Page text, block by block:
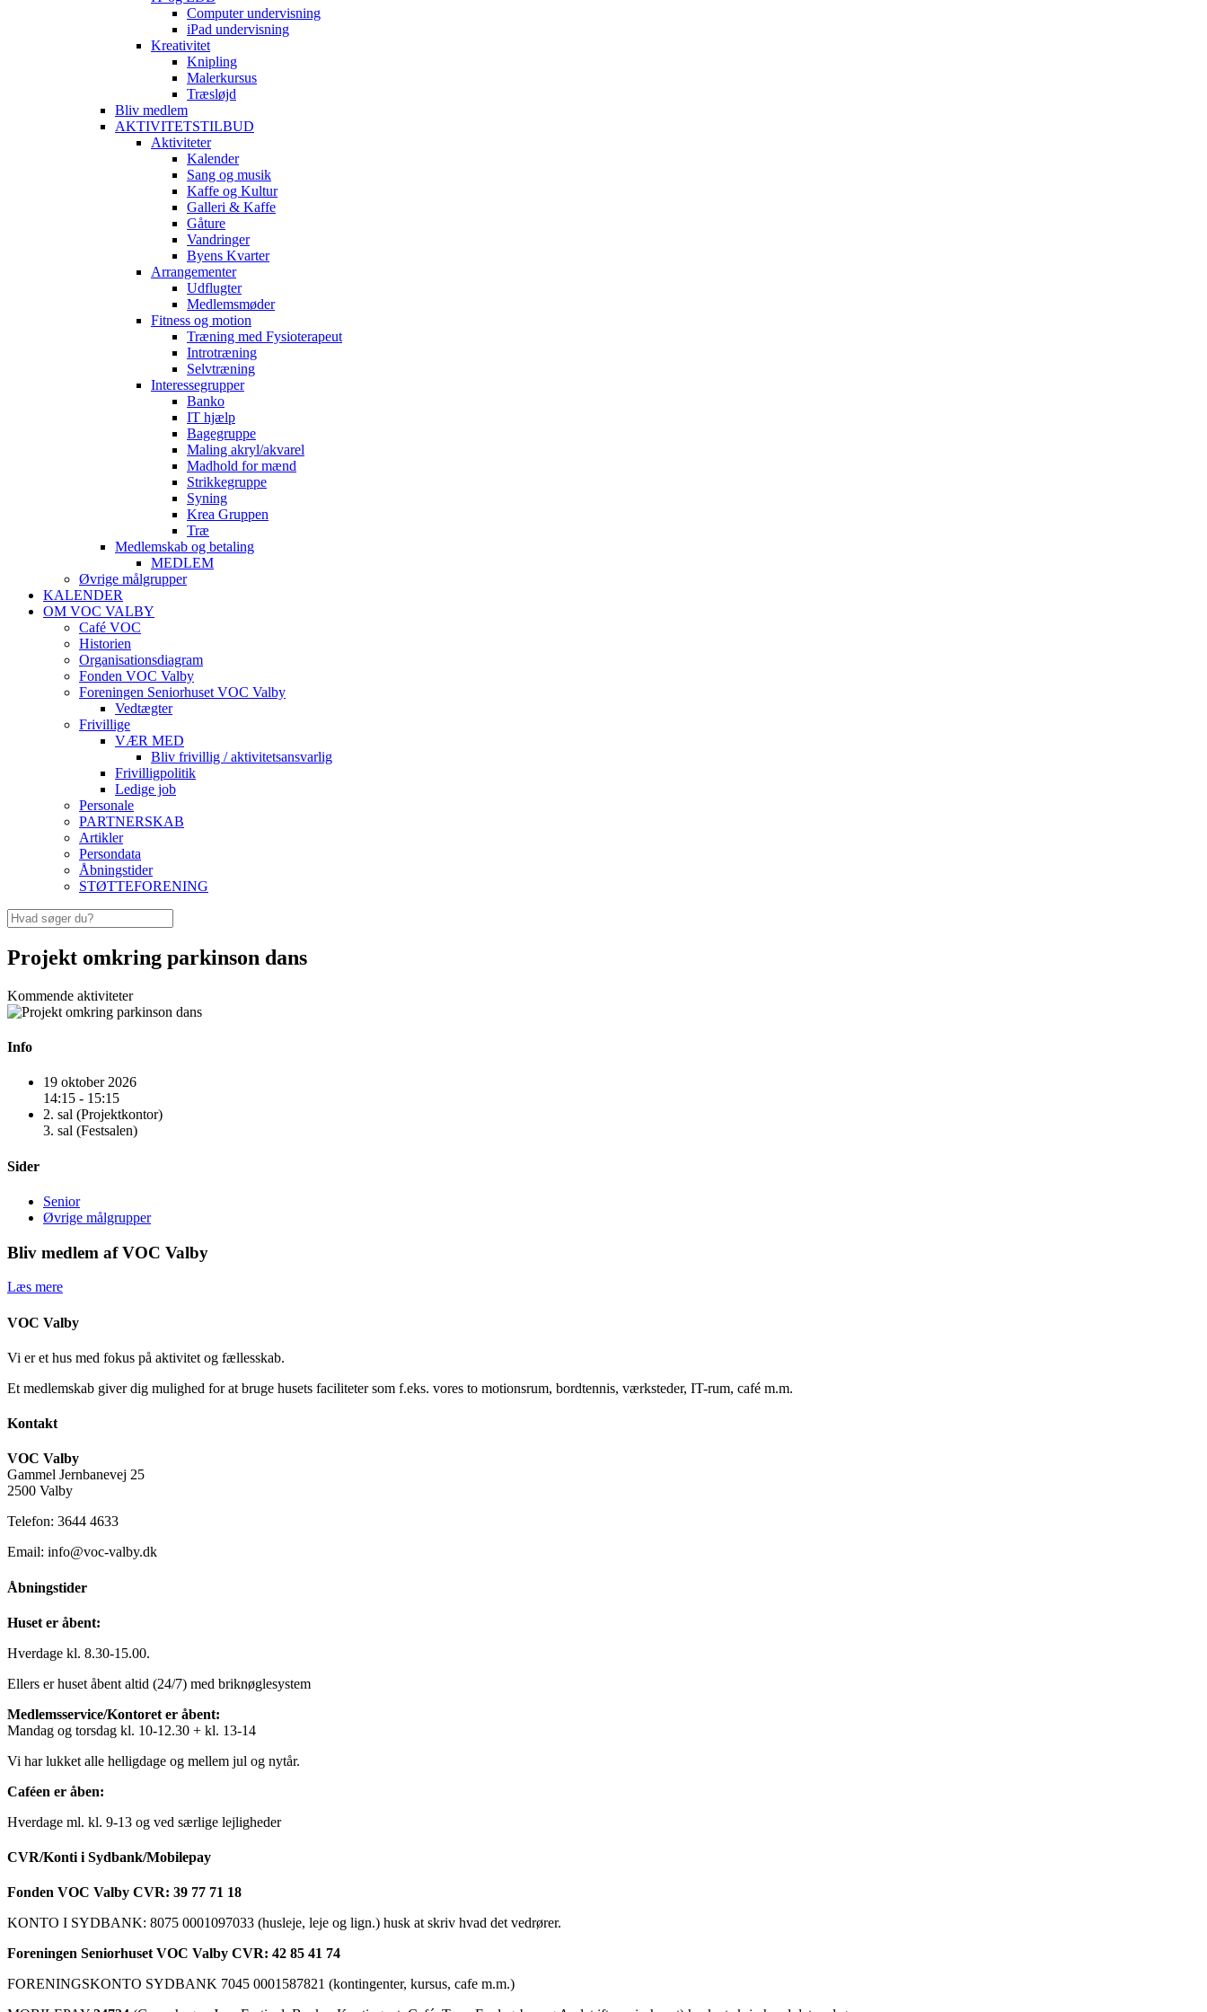
Computer undervisning
iPad undervisning
Kreativitet
Knipling
Malerkursus
Træsløjd
Bliv medlem
AKTIVITETSTILBUD
Aktiviteter
Kalender
Sang og musik
Kaffe og Kultur
Galleri & Kaffe
Gåture
Vandringer
Byens Kvarter
Arrangementer
Udflugter
Medlemsmøder
Fitness og motion
Træning med Fysioterapeut
Introtræning
Selvtræning
Interessegrupper
Banko
IT hjælp
Bagegruppe
Maling akryl/akvarel
Madhold for mænd
Strikkegruppe
Syning
Krea Gruppen
Træ
Medlemskab og betaling
MEDLEM
Øvrige målgrupper
KALENDER
OM VOC VALBY
Café VOC
Historien
Organisationsdiagram
Fonden VOC Valby
Foreningen Seniorhuset VOC Valby
Vedtægter
Frivillige
VÆR MED
Bliv frivillig / aktivitetsansvarlig
Frivilligpolitik
Ledige job
Personale
PARTNERSKAB
Artikler
Persondata
Åbningstider
STØTTEFORENING
Projekt omkring parkinson dans
Kommende aktiviteter
Info
19 oktober 2026
14:15 - 15:15
2. sal (Projektkontor)
3. sal (Festsalen)
Sider
Senior
Øvrige målgrupper
Bliv medlem af VOC Valby
Læs mere
VOC Valby
Vi er et hus med fokus på aktivitet og fællesskab.
Et medlemskab giver dig mulighed for at bruge husets faciliteter som f.eks. vores to motionsrum, bordtennis, værksteder, IT-rum, café m.m.
Kontakt
VOC Valby
Gammel Jernbanevej 25
2500 Valby
Telefon: 3644 4633
Email: info@voc-valby.dk
Åbningstider
Huset er åbent:
Hverdage kl. 8.30-15.00.
Ellers er huset åbent altid (24/7) med briknøglesystem
Medlemsservice/Kontoret er åbent:
Mandag og torsdag kl. 10-12.30 + kl. 13-14
Vi har lukket alle helligdage og mellem jul og nytår.
Caféen er åben:
Hverdage ml. kl. 9-13 og ved særlige lejligheder
CVR/Konti i Sydbank/Mobilepay
Fonden VOC Valby CVR: 39 77 71 18
KONTO I SYDBANK: 8075 0001097033 (husleje, leje og lign.) husk at skriv hvad det vedrører.
Foreningen Seniorhuset VOC Valby CVR: 42 85 41 74
FORENINGSKONTO SYDBANK 7045 0001587821 (kontingenter, kursus, cafe m.m.)